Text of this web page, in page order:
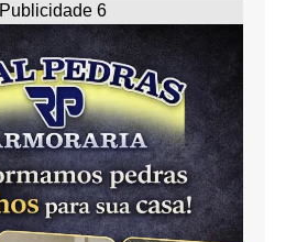
Publicidade 6